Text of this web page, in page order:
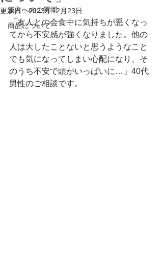
漢方へのご質問
商品について
更新日：2023年12月23日
「友人との会食中に気持ちが悪くなっ
てから不安感が強くなりました。他の
人は大したことないと思うようなこと
でも気になってしまい心配になり、そ
のうち不安で頭がいっぱいに…」40代
男性のご相談です。